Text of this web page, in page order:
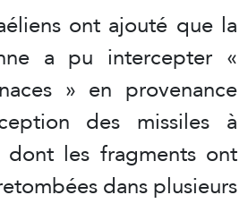
ont ajouté que la
a pu intercepter «
» en provenance
des missiles à
les fragments ont
dans plusieurs